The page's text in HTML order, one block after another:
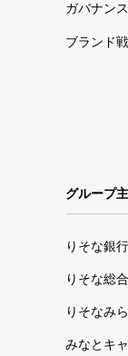
ガバナンス
ブランド
グループ
りそな銀行
りそな総
りそなみ
みなとキ